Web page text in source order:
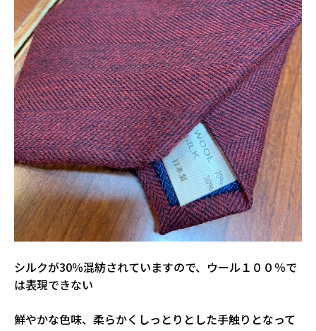
シルクが30％混紡されていますので、ウール１００％で
は表現できない
鮮やかな色味、柔らかくしっとりとした手触りとなって